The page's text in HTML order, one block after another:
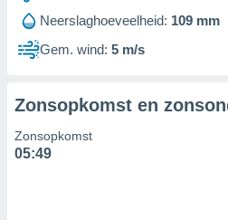
Neerslaghoeveelheid: 109 mm
Gem. wind: 5 m/s
Zonsopkomst en
Zonsopkomst
05:49